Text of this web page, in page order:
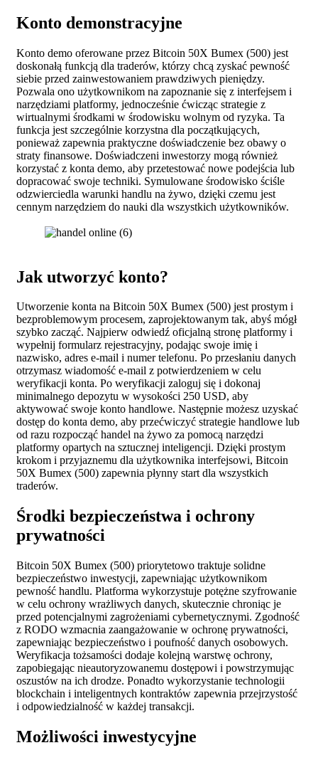
Konto demonstracyjne
Konto demo oferowane przez Bitcoin 50X Bumex (500) jest
doskonałą funkcją dla traderów, którzy chcą zyskać pewność
siebie przed zainwestowaniem prawdziwych pieniędzy.
Pozwala ono użytkownikom na zapoznanie się z interfejsem i
narzędziami platformy, jednocześnie ćwicząc strategie z
wirtualnymi środkami w środowisku wolnym od ryzyka. Ta
funkcja jest szczególnie korzystna dla początkujących,
ponieważ zapewnia praktyczne doświadczenie bez obawy o
straty finansowe. Doświadczeni inwestorzy mogą również
korzystać z konta demo, aby przetestować nowe podejścia lub
dopracować swoje techniki. Symulowane środowisko ściśle
odzwierciedla warunki handlu na żywo, dzięki czemu jest
cennym narzędziem do nauki dla wszystkich użytkowników.
Jak utworzyć konto?
Utworzenie konta na Bitcoin 50X Bumex (500) jest prostym i
bezproblemowym procesem, zaprojektowanym tak, abyś mógł
szybko zacząć. Najpierw odwiedź oficjalną stronę platformy i
wypełnij formularz rejestracyjny, podając swoje imię i
nazwisko, adres e-mail i numer telefonu. Po przesłaniu danych
otrzymasz wiadomość e-mail z potwierdzeniem w celu
weryfikacji konta. Po weryfikacji zaloguj się i dokonaj
minimalnego depozytu w wysokości 250 USD, aby
aktywować swoje konto handlowe. Następnie możesz uzyskać
dostęp do konta demo, aby przećwiczyć strategie handlowe lub
od razu rozpocząć handel na żywo za pomocą narzędzi
platformy opartych na sztucznej inteligencji. Dzięki prostym
krokom i przyjaznemu dla użytkownika interfejsowi, Bitcoin
50X Bumex (500) zapewnia płynny start dla wszystkich
traderów.
Środki bezpieczeństwa i ochrony
prywatności
Bitcoin 50X Bumex (500) priorytetowo traktuje solidne
bezpieczeństwo inwestycji, zapewniając użytkownikom
pewność handlu. Platforma wykorzystuje potężne szyfrowanie
w celu ochrony wrażliwych danych, skutecznie chroniąc je
przed potencjalnymi zagrożeniami cybernetycznymi. Zgodność
z RODO wzmacnia zaangażowanie w ochronę prywatności,
zapewniając bezpieczeństwo i poufność danych osobowych.
Weryfikacja tożsamości dodaje kolejną warstwę ochrony,
zapobiegając nieautoryzowanemu dostępowi i powstrzymując
oszustów na ich drodze. Ponadto wykorzystanie technologii
blockchain i inteligentnych kontraktów zapewnia przejrzystość
i odpowiedzialność w każdej transakcji.
Możliwości inwestycyjne